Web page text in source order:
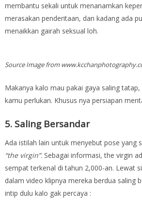
membantu sekali untuk menanamkan
merasakan penderitaan, dan kadang ada
menaikkan gairah seksual loh.
Source Image from
Makanya kalo mau pakai gaya saling
kamu perlukan. Khusus nya persiapan
5. Saling Bersandar
Ada istilah lain untuk menyebut pose yang
“the virgin”. Sebagai informasi, the virgin
sempat terkenal di tahun 2,000-an. Lewat
dalam video klipnya mereka berdua saling
intip dulu kalo gak percaya :